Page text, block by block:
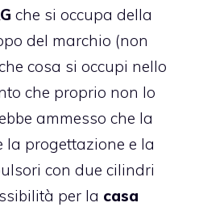
che si occupa della
del marchio (non
cosa si occupi nello
che proprio non lo
ammesso che la
la progettazione e la
con due cilindri
per la casa